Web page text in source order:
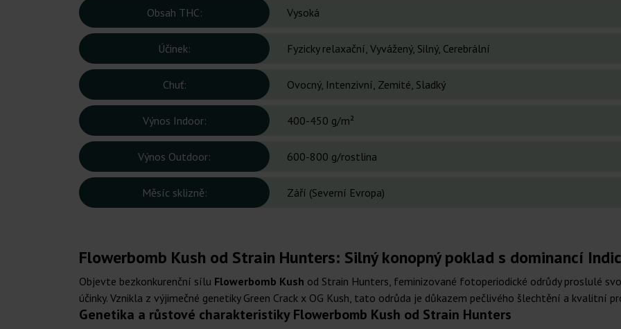
Obsah THC: Vysoká
Účinek: Fyzicky relaxační, Vyvážený, Silný, Cerebrální
Chuť: Ovocný, Intenzivní, Zemité, Sladký
Výnos Indoor: 400-450 g/m²
Výnos Outdoor: 600-800 g/rostlina
Měsíc sklizně: Září (Severní Evropa)
Flowerbomb Kush od Strain Hunters: Silný konopný poklad s dominancí
Objevte bezkonkurenční sílu Flowerbomb Kush od Strain Hunters, feminizované fotoperiodické odrůdy proslulé
účinky. Vznikla z výjimečné genetiky Green Crack x OG Kush, tato odrůda je důkazem pečlivého šlechtění a kvalitní
Genetika a růstové charakteristiky Flowerbomb Kush od Strain Hunters